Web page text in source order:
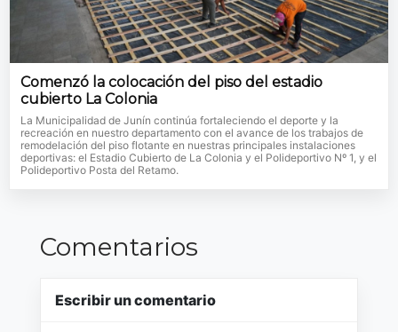
Comenzó la colocación del piso del estadio
cubierto La Colonia
La Municipalidad de Junín continúa fortaleciendo el deporte y la
recreación en nuestro departamento con el avance de los trabajos de
remodelación del piso flotante en nuestras principales instalaciones
deportivas: el Estadio Cubierto de La Colonia y el Polideportivo Nº 1, y el
Polideportivo Posta del Retamo.
Comentarios
Escribir un comentario